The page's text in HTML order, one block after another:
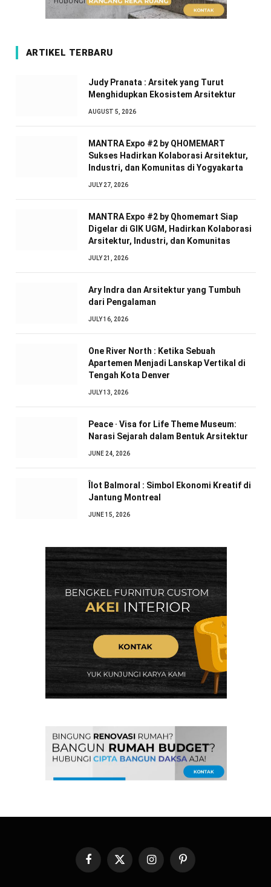
ARTIKEL TERBARU
Judy Pranata : Arsitek yang Turut
Menghidupkan Ekosistem Arsitektur
AUGUST 5, 2026
MANTRA Expo #2 by QHOMEMART
Sukses Hadirkan Kolaborasi Arsitektur,
Industri, dan Komunitas di Yogyakarta
JULY 27, 2026
MANTRA Expo #2 by Qhomemart Siap
Digelar di GIK UGM, Hadirkan Kolaborasi
Arsitektur, Industri, dan Komunitas
JULY 21, 2026
Ary Indra dan Arsitektur yang Tumbuh
dari Pengalaman
JULY 16, 2026
One River North : Ketika Sebuah
Apartemen Menjadi Lanskap Vertikal di
Tengah Kota Denver
JULY 13, 2026
Peace · Visa for Life Theme Museum:
Narasi Sejarah dalam Bentuk Arsitektur
JUNE 24, 2026
Îlot Balmoral : Simbol Ekonomi Kreatif di
Jantung Montreal
JUNE 15, 2026
FacebookX
(Twitter)
InstagramPinterest